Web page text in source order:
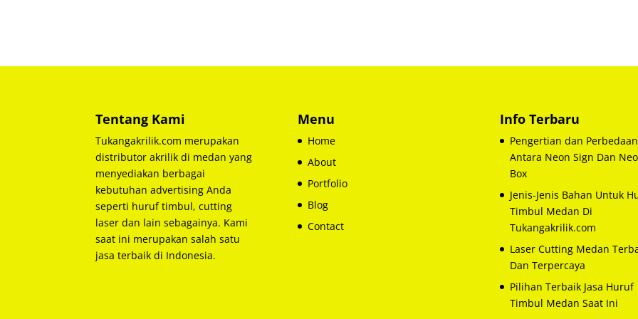
Tentang Kami
Tukangakrilik.com merupakan
distributor akrilik di medan yang
menyediakan berbagai
kebutuhan advertising Anda
seperti huruf timbul, cutting
laser dan lain sebagainya. Kami
saat ini merupakan salah satu
jasa terbaik di Indonesia.
Menu
Home
About
Portfolio
Blog
Contact
Info Terbaru
Pengertian dan Perbedaan
Antara Neon Sign Dan
Box
Jenis-Jenis Bahan Untuk
Timbul Medan Di
Tukangakrilik.com
Laser Cutting Medan
Dan Terpercaya
Pilihan Terbaik Jasa Huruf
Timbul Medan Saat Ini